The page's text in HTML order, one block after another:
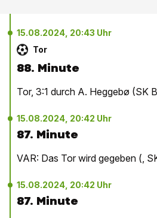
15.08.2024, 20:43 Uhr
Tor
88. Minute
Tor, 3:1 durch A. Heggebø (SK
15.08.2024, 20:42 Uhr
87. Minute
VAR: Das Tor wird gegeben (,
15.08.2024, 20:42 Uhr
87. Minute